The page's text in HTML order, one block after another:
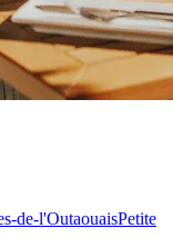
de-l'OutaouaisPetite